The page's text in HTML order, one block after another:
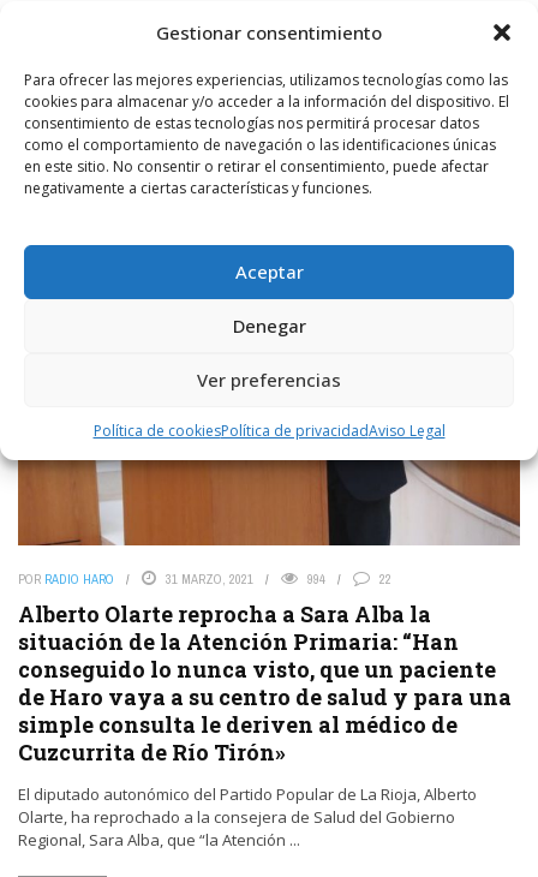
Gestionar consentimiento
Para ofrecer las mejores experiencias, utilizamos tecnologías como las
cookies para almacenar y/o acceder a la información del dispositivo. El
consentimiento de estas tecnologías nos permitirá procesar datos
como el comportamiento de navegación o las identificaciones únicas
en este sitio. No consentir o retirar el consentimiento, puede afectar
negativamente a ciertas características y funciones.
Aceptar
Denegar
Ver preferencias
Política de cookiesPolítica de privacidadAviso Legal
El Gobierno de La Rioja informa de que «la consejera de Salud y
gerente del ...
LEER MÁS
POR RADIO HARO 31 MARZO, 2021 994 22
Alberto Olarte reprocha a Sara Alba la
situación de la Atención Primaria: “Han
conseguido lo nunca visto, que un paciente
de Haro vaya a su centro de salud y para una
simple consulta le deriven al médico de
Cuzcurrita de Río Tirón»
El diputado autonómico del Partido Popular de La Rioja, Alberto
Olarte, ha reprochado a la consejera de Salud del Gobierno
Regional, Sara Alba, que “la Atención ...